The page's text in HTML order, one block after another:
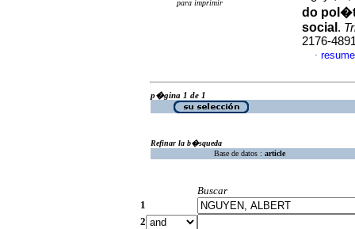
para imprimir
do
social .
2176-
·
p�gina 1 de 1
Refinar la b�squeda
Base de datos : article
Buscar
1
2